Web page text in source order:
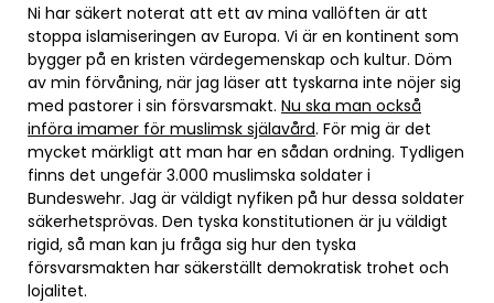
Ni har säkert noterat att ett av mina vallöften är att
stoppa islamiseringen av Europa. Vi är en kontinent som
bygger på en kristen värdegemenskap och kultur. Döm
av min förvåning, när jag läser att tyskarna inte nöjer sig
med pastorer i sin försvarsmakt. Nu ska man också
införa imamer för muslimsk själavård. För mig är det
mycket märkligt att man har en sådan ordning. Tydligen
finns det ungefär 3.000 muslimska soldater i
Bundeswehr. Jag är väldigt nyfiken på hur dessa soldater
säkerhetsprövas. Den tyska konstitutionen är ju väldigt
rigid, så man kan ju fråga sig hur den tyska
försvarsmakten har säkerställt demokratisk trohet och
lojalitet.